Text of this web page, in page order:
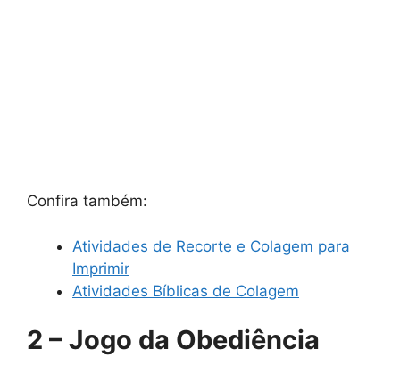
Confira também:
Atividades de Recorte e Colagem para
Imprimir
Atividades Bíblicas de Colagem
2 – Jogo da Obediência